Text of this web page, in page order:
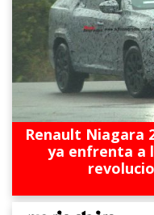
Renault Niagara
ya enfrenta a